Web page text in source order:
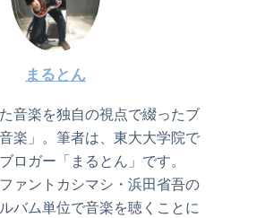
まるとん
音楽を独自の視点で綴ったブ
楽」。筆者は、東大大学院で
ロガー「まるとん」です。
ァントカシマシ・浜田省吾の
バム単位で音楽を聴くことに